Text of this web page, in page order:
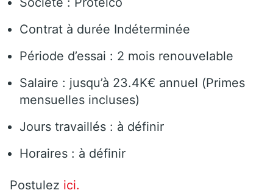
Contrat à durée Indéterminée
Période d’essai : 2 mois renouvelable
Salaire : jusqu’à 23.4K€ annuel (Primes
mensuelles incluses)
Jours travaillés : à définir
Horaires : à définir
Postulez ici.